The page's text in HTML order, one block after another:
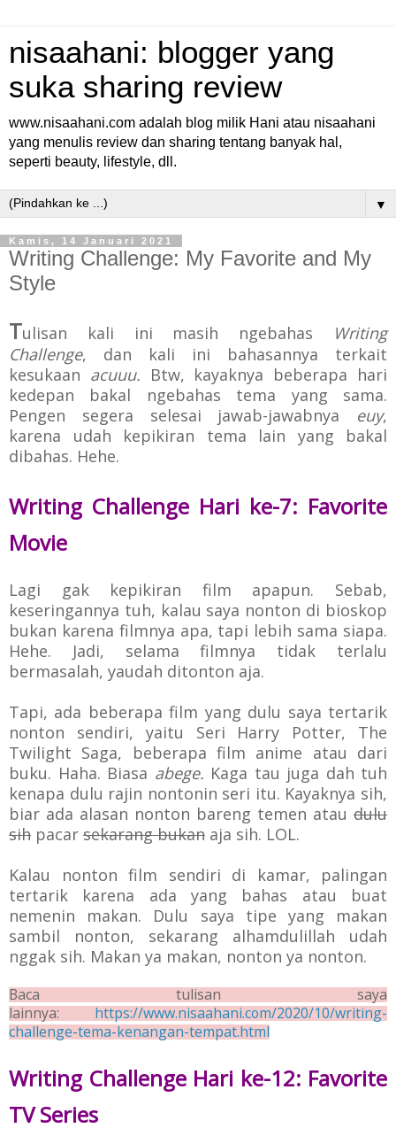
nisaahani: blogger yang
suka sharing review
www.nisaahani.com adalah blog milik Hani atau nisaahani
yang menulis review dan sharing tentang banyak hal,
seperti beauty, lifestyle, dll.
▼
Kamis, 14 Januari 2021
Writing Challenge: My Favorite and My
Style
Tulisan kali ini masih ngebahas
Writing
Challenge, dan kali ini bahasannya terkait
kesukaan acuuu. Btw, kayaknya beberapa hari
kedepan bakal ngebahas tema yang sama.
Pengen segera selesai jawab-jawabnya euy,
karena udah kepikiran tema lain yang bakal
dibahas. Hehe.
Writing Challenge Hari ke-7: Favorite
Movie
Lagi gak kepikiran film apapun. Sebab,
keseringannya tuh, kalau saya nonton di bioskop
bukan karena filmnya apa, tapi lebih sama siapa.
Hehe. Jadi, selama filmnya tidak terlalu
bermasalah, yaudah ditonton aja.
Tapi, ada beberapa film yang dulu saya tertarik
nonton sendiri, yaitu Seri Harry Potter, The
Twilight Saga, beberapa film anime atau dari
buku. Haha. Biasa abege. Kaga tau juga dah tuh
kenapa dulu rajin nontonin seri itu. Kayaknya sih,
biar ada alasan nonton bareng temen atau dulu
sih pacar sekarang bukan aja sih. LOL.
Kalau nonton film sendiri di kamar, palingan
tertarik karena ada yang bahas atau buat
nemenin makan. Dulu saya tipe yang makan
sambil nonton, sekarang alhamdulillah udah
nggak sih. Makan ya makan, nonton ya nonton.
Baca tulisan saya
lainnya: https://www.nisaahani.com/2020/10/writing-
challenge-tema-kenangan-tempat.html
Writing Challenge Hari ke-12: Favorite
TV Series